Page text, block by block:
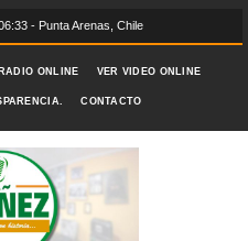
- Punta Arenas, Chile
ONLINE VER VIDEO ONLINE
CONTACTO